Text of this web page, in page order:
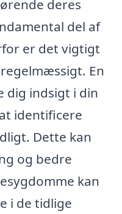
deres
del af
er det vigtigt
En
dig indsigt i din
identificere
Dette kan
og bedre
kan
i de tidlige